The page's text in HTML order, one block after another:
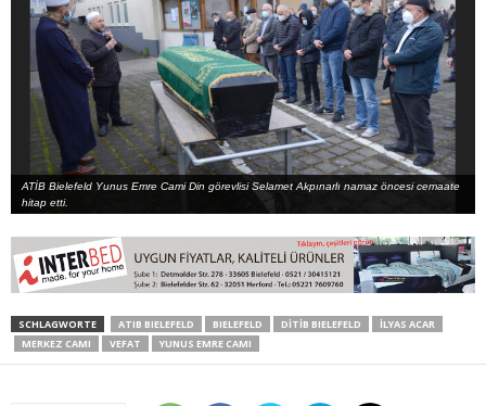
ATİB Bielefeld Yunus Emre Cami Din görevlisi Selamet Akpınarlı namaz öncesi cemaate
hitap etti.
SCHLAGWORTE ATIB BIELEFELD BIELEFELD DİTİB BIELEFELD
İLYAS ACAR
MERKEZ CAMI
VEFAT YUNUS EMRE CAMI